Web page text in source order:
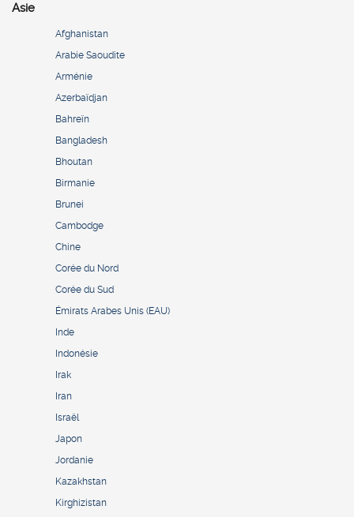
Asie
Afghanistan
Arabie Saoudite
Arménie
Azerbaïdjan
Bahreïn
Bangladesh
Bhoutan
Birmanie
Brunei
Cambodge
Chine
Corée du Nord
Corée du Sud
Émirats Arabes Unis (EAU)
Inde
Indonésie
Irak
Iran
Israël
Japon
Jordanie
Kazakhstan
Kirghizistan